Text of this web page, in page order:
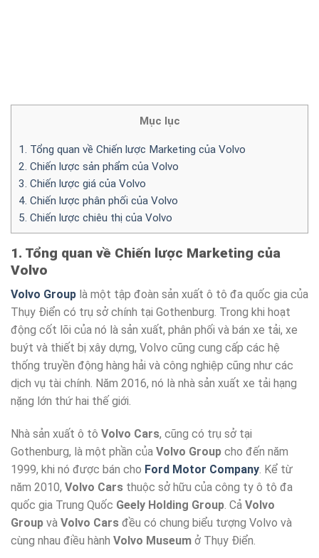
Mục lục
1. Tổng quan về Chiến lược Marketing của Volvo
2. Chiến lược sản phẩm của Volvo
3. Chiến lược giá của Volvo
4. Chiến lược phân phối của Volvo
5. Chiến lược chiêu thị của Volvo
1. Tổng quan về Chiến lược Marketing của
Volvo
Volvo Group là một tập đoàn sản xuất ô tô đa quốc gia của
Thụy Điển có trụ sở chính tại Gothenburg. Trong khi hoạt
động cốt lõi của nó là sản xuất, phân phối và bán xe tải, xe
buýt và thiết bị xây dựng, Volvo cũng cung cấp các hệ
thống truyền động hàng hải và công nghiệp cũng như các
dịch vụ tài chính. Năm 2016, nó là nhà sản xuất xe tải hạng
nặng lớn thứ hai thế giới.
Nhà sản xuất ô tô Volvo Cars, cũng có trụ sở tại
Gothenburg, là một phần của Volvo Group cho đến năm
1999, khi nó được bán cho Ford Motor Company. Kể từ
năm 2010, Volvo Cars thuộc sở hữu của công ty ô tô đa
quốc gia Trung Quốc Geely Holding Group. Cả Volvo
Group và Volvo Cars đều có chung biểu tượng Volvo và
cùng nhau điều hành Volvo Museum ở Thụy Điển.